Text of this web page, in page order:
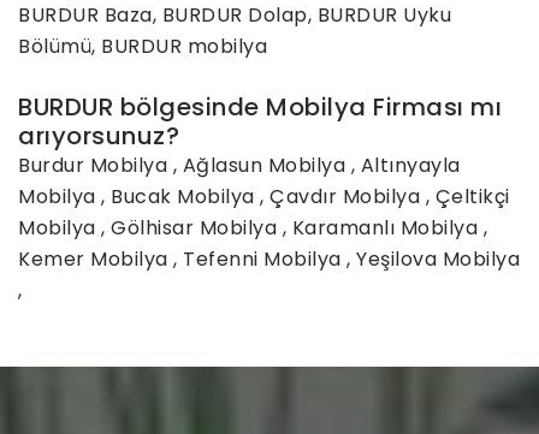
BURDUR Baza, BURDUR Dolap, BURDUR Uyku
Bölümü, BURDUR mobilya
BURDUR bölgesinde Mobilya Firması mı
arıyorsunuz?
Burdur Mobilya , Ağlasun Mobilya , Altınyayla
Mobilya , Bucak Mobilya , Çavdır Mobilya , Çeltikçi
Mobilya , Gölhisar Mobilya , Karamanlı Mobilya ,
Kemer Mobilya , Tefenni Mobilya , Yeşilova Mobilya
,